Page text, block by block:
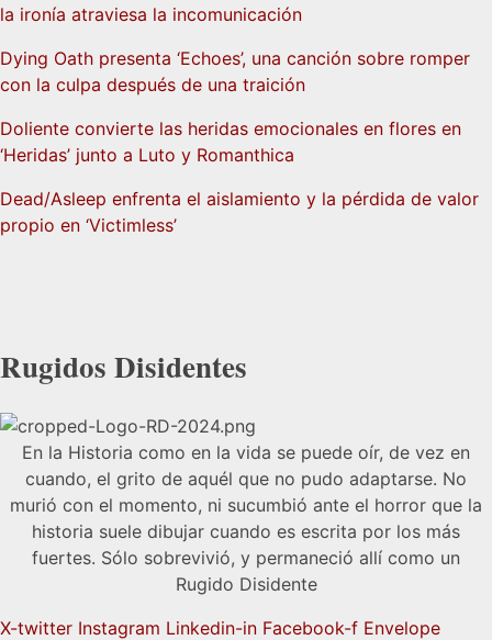
la ironía atraviesa la incomunicación
Dying Oath presenta ‘Echoes’, una canción sobre romper
con la culpa después de una traición
Doliente convierte las heridas emocionales en flores en
‘Heridas’ junto a Luto y Romanthica
Dead/Asleep enfrenta el aislamiento y la pérdida de valor
propio en ‘Victimless’
Rugidos Disidentes
En la Historia como en la vida se puede oír, de vez en
cuando, el grito de aquél que no pudo adaptarse. No
murió con el momento, ni sucumbió ante el horror que la
historia suele dibujar cuando es escrita por los más
fuertes. Sólo sobrevivió, y permaneció allí como un
Rugido Disidente
X-twitter Instagram Linkedin-in Facebook-f Envelope